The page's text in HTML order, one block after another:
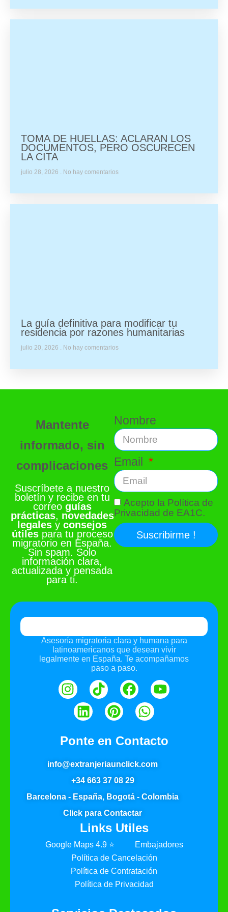
TOMA DE HUELLAS: ACLARAN LOS
DOCUMENTOS, PERO OSCURECEN
LA CITA
julio 28, 2026 No hay comentarios
La guía definitiva para modificar tu
residencia por razones humanitarias
julio 20, 2026 No hay comentarios
Mantente
informado, sin
complicaciones
Suscríbete a nuestro
boletín y recibe en tu
correo guías
prácticas, novedades
legales y consejos
útilespara tu proceso
migratorio en España.
Sin spam. Solo
información clara,
actualizada y pensada
para ti.
Nombre
Email
Acepto la Política de
Privacidad de EA1C.
Suscribirme !
Asesoría migratoria clara y humana para
latinoamericanos que desean vivir
legalmente en España. Te acompañamos
paso a paso.
Ponte en Contacto
info@extranjeriaunclick.com
+34 663 37 08 29
Barcelona - España, Bogotá - Colombia
Click para Contactar
Links Utiles
Google Maps 4.9 ⭐
Embajadores
Política de Cancelación
Política de Contratación
Política de Privacidad